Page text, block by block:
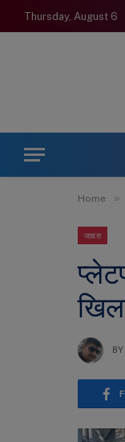
Thursday, August 6
Home »
जावरा
BY